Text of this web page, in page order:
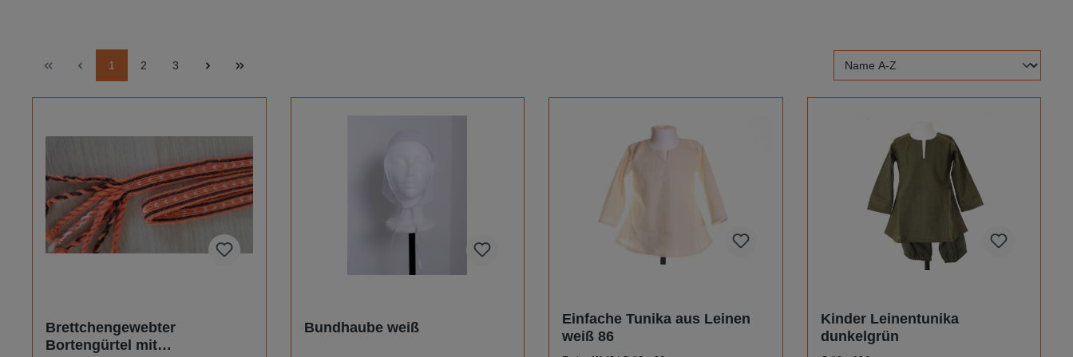
1 2 3
Brettchengewebter
Bortengürtel mit
Bundhaube weiß
Einfache Tunika aus Leinen
weiß 86
Kinder Leinentunika
dunkelgrün